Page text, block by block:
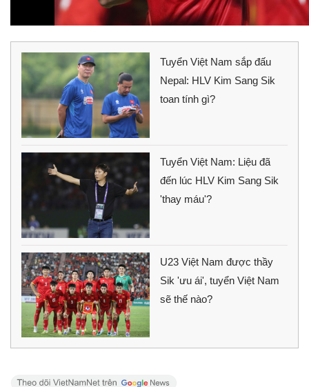
Tuyển Việt Nam sắp đấu
Nepal: HLV Kim Sang Sik
toan tính gì?
Tuyển Việt Nam: Liệu đã
đến lúc HLV Kim Sang Sik
'thay máu'?
U23 Việt Nam được thầy
Sik 'ưu ái', tuyển Việt Nam
sẽ thế nào?